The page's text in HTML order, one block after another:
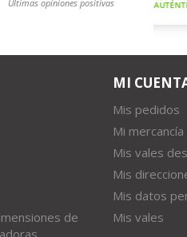
de
MI
Mis pedidos
Mi
Mis vales
Mis
Mis datos
Mis vales